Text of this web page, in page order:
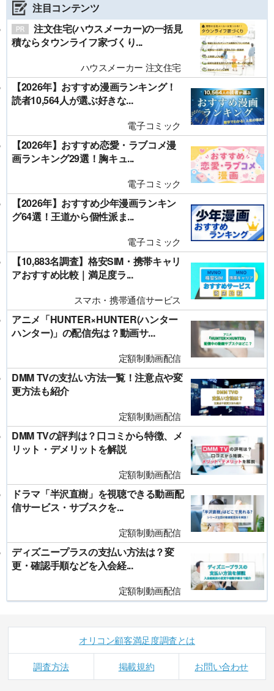
注目コンテンツ
注文住宅(ハウスメーカー)の一括見
積ならタウンライフ家づくり...
ハウスメーカー 注文住宅
【2026年】おすすめ漫画ランキング！
読者10,564人が選ぶ好きな...
電子コミック
【2026年】おすすめ恋愛・ラブコメ漫
画ランキング29選！胸キュ...
電子コミック
【2026年】おすすめ少年漫画ランキン
グ64選！王道から個性派ま...
電子コミック
【10,883名調査】格安SIM・携帯キャリ
アおすすめ比較｜満足度ラ...
スマホ・携帯通信サービス
アニメ「HUNTER×HUNTER(ハンター
ハンター)」の配信先は？動画サ...
定額制動画配信
DMM TVの支払い方法一覧！注意点や変
更方法も紹介
定額制動画配信
DMM TVの評判は？口コミから特徴、メ
リット・デメリットを解説
定額制動画配信
ドラマ「半沢直樹」を視聴できる動画配
信サービス・サブスクを...
定額制動画配信
ディズニープラスの支払い方法は？変
更・確認手順などを入会経...
定額制動画配信
オリコン顧客満足度調査とは
調査方法 掲載規約 お問い合わせ